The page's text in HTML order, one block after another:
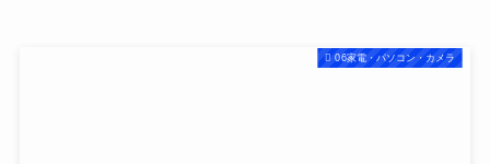
06家電・パソコン・カメラ